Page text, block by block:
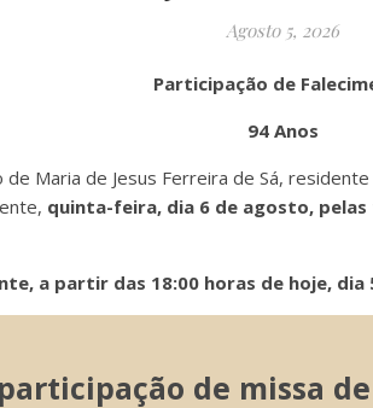
Agosto 5, 2026
Participação de
94 Anos
Maria de Jesus Ferreira de Sá,
quinta-feira, dia 6 de agosto, pelas
a partir das 18:00 horas de hoje,
de missa de